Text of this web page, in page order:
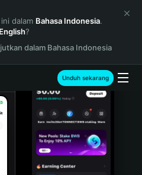
dalam Bahasa Indonesia.
English?
dalam Bahasa Indonesia
Unduh sekarang